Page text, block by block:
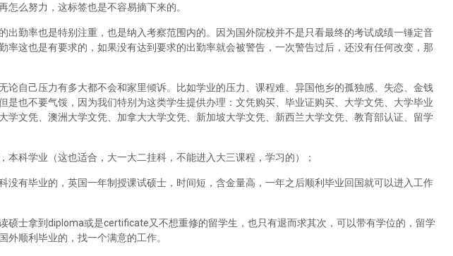
么努力，这标签也是不容易摘下来的。
出勤率也是特别注重，也是纳入考察范围内的。因为国外院校并不是只看最终的考试成绩一锤定音
率这也是有要求的，如果没有达到要求的出勤率就会被警告，一次警告过后，还没有任何改变，那
论自己压力有多大都不会和家里倾诉。比如学业的压力、课程难、异国他乡的孤独感、失恋、金钱
是也不要气馁，因为我们特别为这类学生提供办理：文凭购买、毕业证购买、大学文凭、大学毕业
学文凭、澳洲大学文凭、加拿大大学文凭、新加坡大学文凭、新西兰大学文凭、教育部认证、留学
本科学业（这也适合，大一大二挂科，不能进入大三课程，学习的）；
没有毕业的，英国一年制授课试硕士，时间短，含金量高，一年之后顺利毕业回国就可以进入工作
硕士拿到diploma或是certificate又不想重修的留学生，也只有退而求其次，可以带有学位的，留学
外顺利毕业的，找一个满意的工作。